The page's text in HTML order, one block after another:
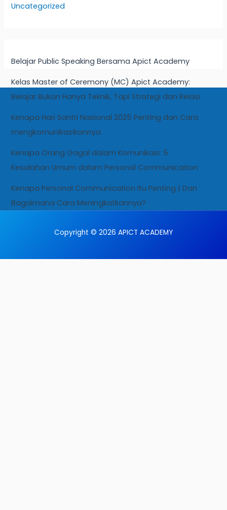
Uncategorized
Belajar Public Speaking Bersama Apict Academy
Kelas Master of Ceremony (MC) Apict Academy:
Belajar Bukan Hanya Teknik, Tapi Strategi dan Relasi
Kenapa Hari Santri Nasional 2025 Penting dan Cara
mengkomunikasikannya
Kenapa Orang Gagal dalam Komunikasi: 5
Kesalahan Umum dalam Personal Communication
Kenapa Personal Communication Itu Penting | Dan
Bagaimana Cara Meningkatkannya?
Copyright © 2026 APICT ACADEMY